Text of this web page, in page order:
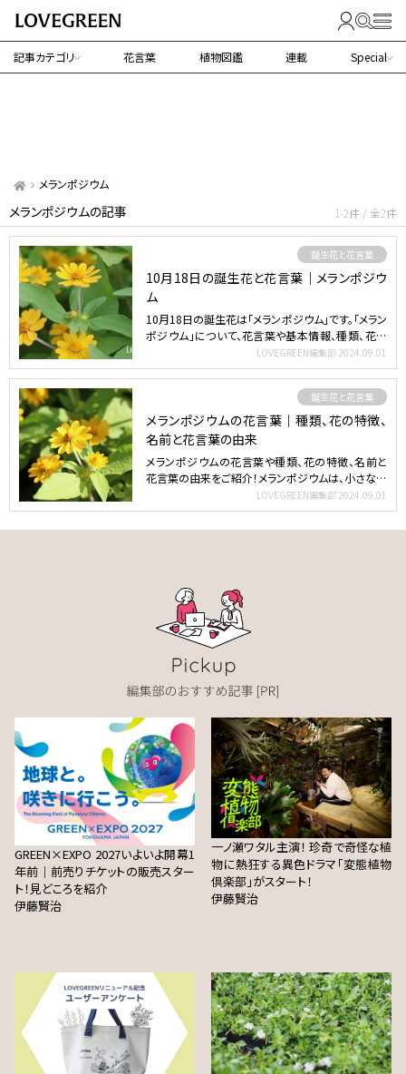
記事カテゴリ 花言葉 植物図鑑 連載 Special
メランポジウム
メランポジウムの記事 1-2件 / 全2件
誕生花と花言葉
10月18日の誕生花と花言葉｜メランポジウ
ム
10月18日の誕生花は「メランポジウム」です。「メラン
ポジウム」について、花言葉や基本情報、種類、花の
LOVEGREEN編集部 2024.09.01
誕生花と花言葉
メランポジウムの花言葉｜種類、花の特徴、
名前と花言葉の由来
メランポジウムの花言葉や種類、花の特徴、名前と
花言葉の由来をご紹介！メランポジウムは、小さな黄
LOVEGREEN編集部 2024.09.01
GREEN×EXPO 2027いよいよ開幕1
年前｜前売りチケットの販売スター
ト！見どころを紹介
伊藤賢治
一ノ瀬ワタル主演！ 珍奇で奇怪な植
物に熱狂する異色ドラマ「変態植物
倶楽部」がスタート！
伊藤賢治